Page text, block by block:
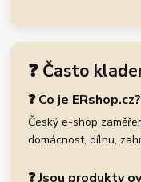
❓ Často
❓ Co je ERshop.cz?
Český e-shop
domácnost, dílnu,
❓ Jsou produkty